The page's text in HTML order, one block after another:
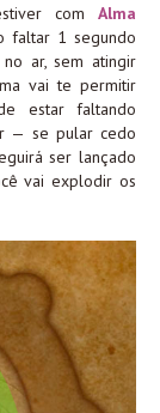
comAlma
faltar 1 segundo
ar, sem atingir
vai te permitir
estar faltando
— se pular cedo
ser lançado
vai explodir os